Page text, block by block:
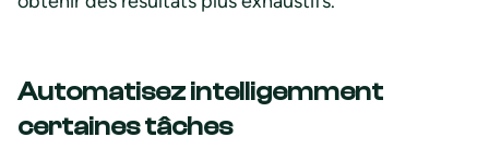
Automatisez intelligemment
certaines tâches